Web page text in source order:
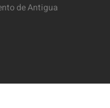
de Antigua